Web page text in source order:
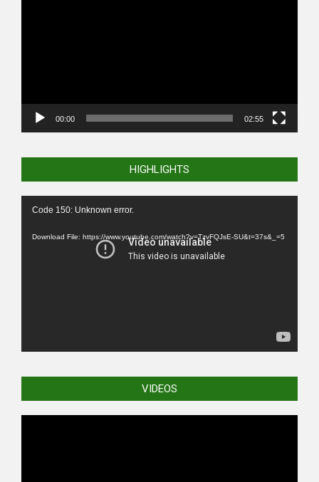
00:00 02:55
HIGHLIGHTS
Video
Code 150: Unknown error.
Download File: https://www.youtube.com/watch?v=TzvFQJsE-SU&t=37s&_=5
VIDEOS